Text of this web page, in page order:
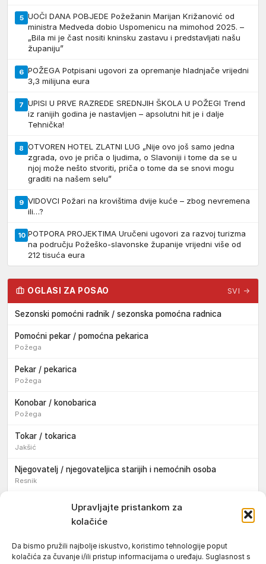
Upravljajte pristankom za
kolačiće
Da bismo pružili najbolje iskustvo, koristimo tehnologije poput
kolačića za čuvanje i/ili pristup informacijama o uređaju. Suglasnost s
5 UOČI DANA POBJEDE Požežanin Marijan Križanović od
ministra Medveda dobio Uspomenicu na mimohod 2025. –
„Bila mi je čast nositi kninsku zastavu i predstavljati našu
županiju”
6 POŽEGA Potpisani ugovori za opremanje hladnjače vrijedni
3,3 milijuna eura
7 UPISI U PRVE RAZREDE SREDNJIH ŠKOLA U POŽEGI Trend
iz ranijih godina je nastavljen – apsolutni hit je i dalje
Tehnička!
8 OTVOREN HOTEL ZLATNI LUG „Nije ovo još samo jedna
zgrada, ovo je priča o ljudima, o Slavoniji i tome da se u
njoj može nešto stvoriti, priča o tome da se snovi mogu
graditi na našem selu”
9 VIDOVCI Požari na krovištima dvije kuće – zbog nevremena
ili…?
10 POTPORA PROJEKTIMA Uručeni ugovori za razvoj turizma
na području Požeško-slavonske županije vrijedni više od
212 tisuća eura
OGLASI ZA POSAO SVI →
Sezonski pomoćni radnik / sezonska pomoćna radnica
Pomoćni pekar / pomoćna pekarica
Požega
Pekar / pekarica
Požega
Konobar / konobarica
Požega
Tokar / tokarica
Jakšić
Njegovatelj / njegovateljica starijih i nemoćnih osoba
Resnik
Konobar / konobarica
Jakšić